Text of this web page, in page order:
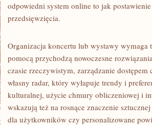
odpowiedni system online to jak
przedsięwzięcia.
Organizacja koncertu lub wystawy wymaga
pomocą przychodzą nowoczesne
czasie rzeczywistym, zarządzanie
własny radar, który wyłapuje trendy i
kulturalnej, użycie chmury obliczeniowej i
wskazują też na rosnące znaczenie
dla użytkowników czy personalizowane